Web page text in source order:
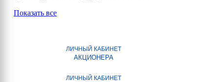
Показать все
ЛИЧНЫЙ КАБИНЕТ
АКЦИОНЕРА
ЛИЧНЫЙ КАБИНЕТ